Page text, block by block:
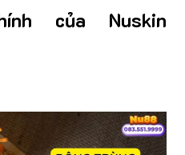
của Nuskin